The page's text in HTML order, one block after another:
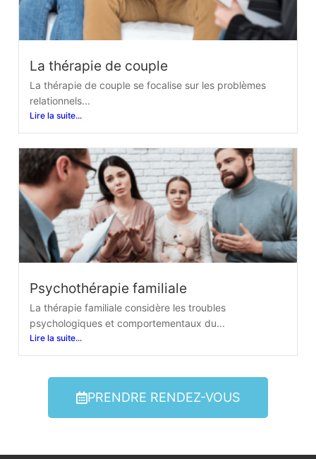
La thérapie de couple
La thérapie de couple se focalise sur les problèmes
relationnels...
Lire la suite...
Psychothérapie familiale
La thérapie familiale considère les troubles
psychologiques et comportementaux du...
Lire la suite...
PRENDRE RENDEZ-VOUS